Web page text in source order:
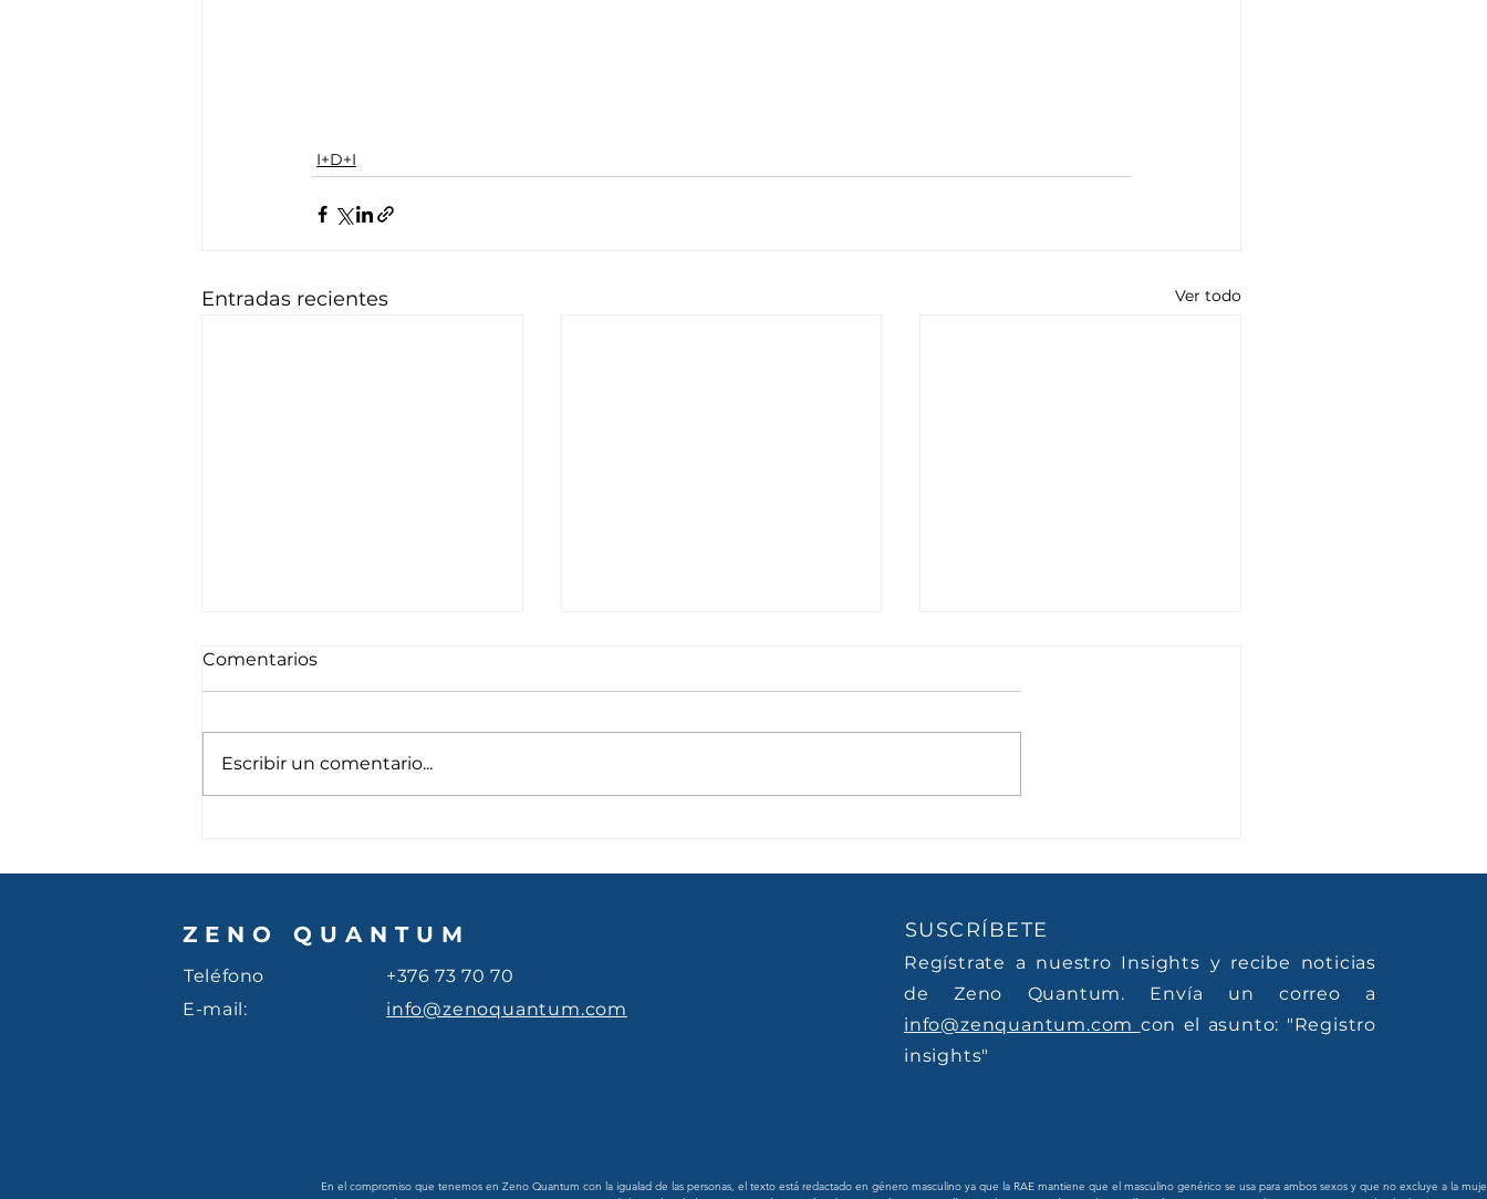
I+D+I
Entradas recientes Ver todo
Comentarios
Escribir un comentario...
ZENO QUANTUM
Teléfono
+376 73 70 70
E-mail:
info@zenoquantum.com
En el compromiso que tenemos en Zeno Quantum con la igualad de las personas, el texto está redactado en género masculino ya que la RAE mantiene que el masculino genérico se usa para ambos sexos y que no excluye a la
SUSCRÍBETE
Regístrate a nuestro Insights y recibe noticias
de Zeno Quantum. Envía un correo a
info@zenquantum.com con el asunto: "Registro
insights"